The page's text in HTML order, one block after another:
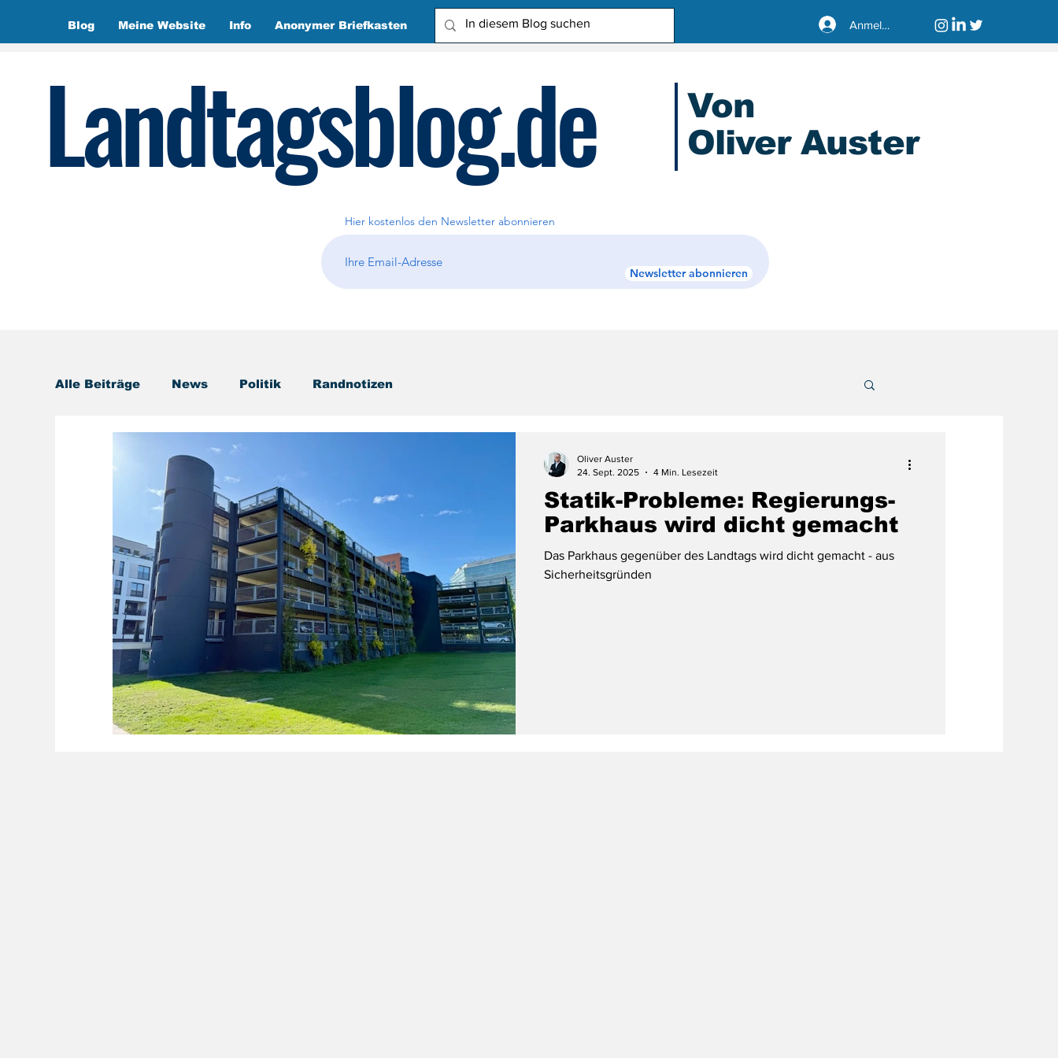
Blog Meine Website Info Anonymer Briefkasten Anmelden
Landtagsblog.de
Von
Oliver Auster
Hier kostenlos den Newsletter abonnieren
Newsletter abonnieren
Alle Beiträge News Politik Randnotizen
Statik-Probleme: Regierungs-
Parkhaus wird dicht gemacht
Das Parkhaus gegenüber des Landtags wird dicht gemacht - aus
Sicherheitsgründen
Oliver Auster
24. Sept. 2025
4 Min. Lesezeit